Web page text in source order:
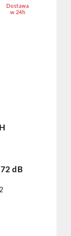
H
72 dB
Dostawa
w 24h